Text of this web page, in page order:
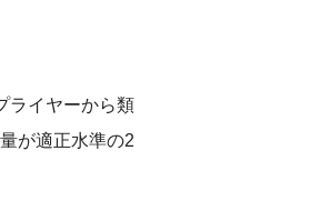
ライヤーから類
が適正水準の2